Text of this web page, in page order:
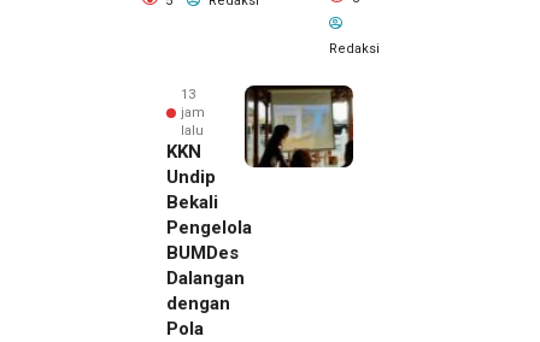
Redaksi
13
jam
lalu
KKN
Undip
Bekali
Pengelola
BUMDes
Dalangan
dengan
Pola